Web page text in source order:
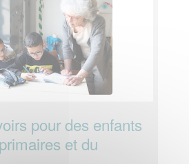
pour des enfants
et du